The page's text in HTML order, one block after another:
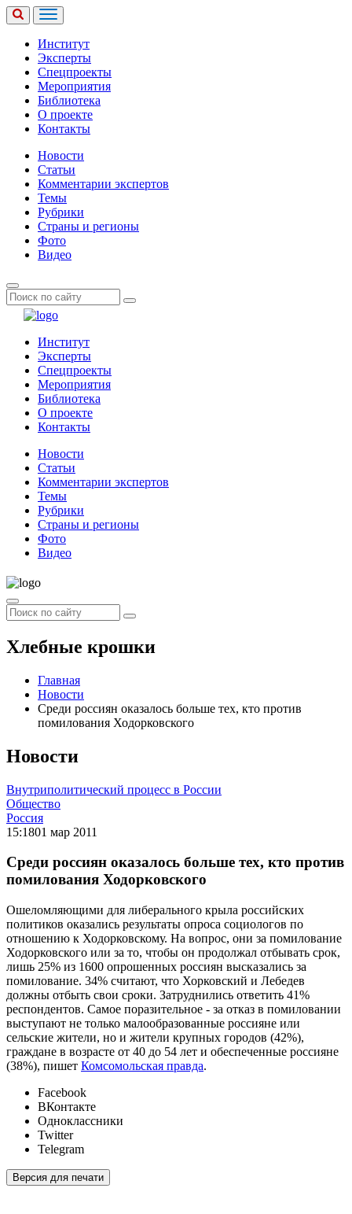
Институт
Эксперты
Спецпроекты
Мероприятия
Библиотека
О проекте
Контакты
Новости
Статьи
Комментарии экспертов
Темы
Рубрики
Страны и регионы
Фото
Видео
Институт
Эксперты
Спецпроекты
Мероприятия
Библиотека
О проекте
Контакты
Новости
Статьи
Комментарии экспертов
Темы
Рубрики
Страны и регионы
Фото
Видео
Хлебные крошки
Главная
Новости
Среди россиян оказалось больше тех, кто против
помилования Ходорковского
Новости
Внутриполитический процесс в России
Общество
Россия
15:1801 мар 2011
Среди россиян оказалось больше тех, кто против
помилования Ходорковского
Ошеломляющими для либерального крыла российских
политиков оказались результаты опроса социологов по
отношению к Ходорковскому. На вопрос, они за помилование
Ходорковского или за то, чтобы он продолжал отбывать срок,
лишь 25% из 1600 опрошенных россиян высказались за
помилование. 34% считают, что Хорковский и Лебедев
должны отбыть свои сроки. Затруднились ответить 41%
респондентов. Самое поразительное - за отказ в помиловании
выступают не только малообразованные россияне или
сельские жители, но и жители крупных городов (42%),
граждане в возрасте от 40 до 54 лет и обеспеченные россияне
(38%), пишет Комсомольская правда.
Facebook
ВКонтакте
Одноклассники
Twitter
Telegram
Версия для печати